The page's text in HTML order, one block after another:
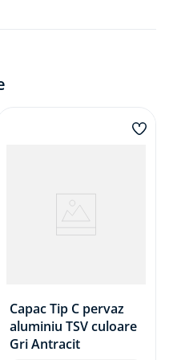
6061, glafurile sunt
acestea oferă o
(Alb), RAL 8003 (Stejar
7016 (Gri Antracit),
(Bronz deschis), E6/C33
pot fi realizate la
disponibile de la 50
lățimi între 400 mm
specială.
Capac Tip C pervaz
aluminiu TSV culoare
Gri Antracit